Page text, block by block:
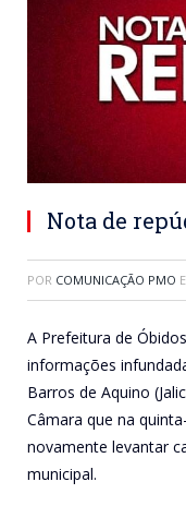
Nota de
POR COMUNICAÇÃO PMO
A Prefeitura de
informações
Barros de Aquino
Câmara que na
novamente levantar
municipal.